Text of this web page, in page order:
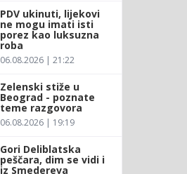
PDV ukinuti, lijekovi
ne mogu imati isti
porez kao luksuzna
roba
06.08.2026 | 21:22
Zelenski stiže u
Beograd - poznate
teme razgovora
06.08.2026 | 19:19
Gori Deliblatska
peščara, dim se vidi i
iz Smedereva